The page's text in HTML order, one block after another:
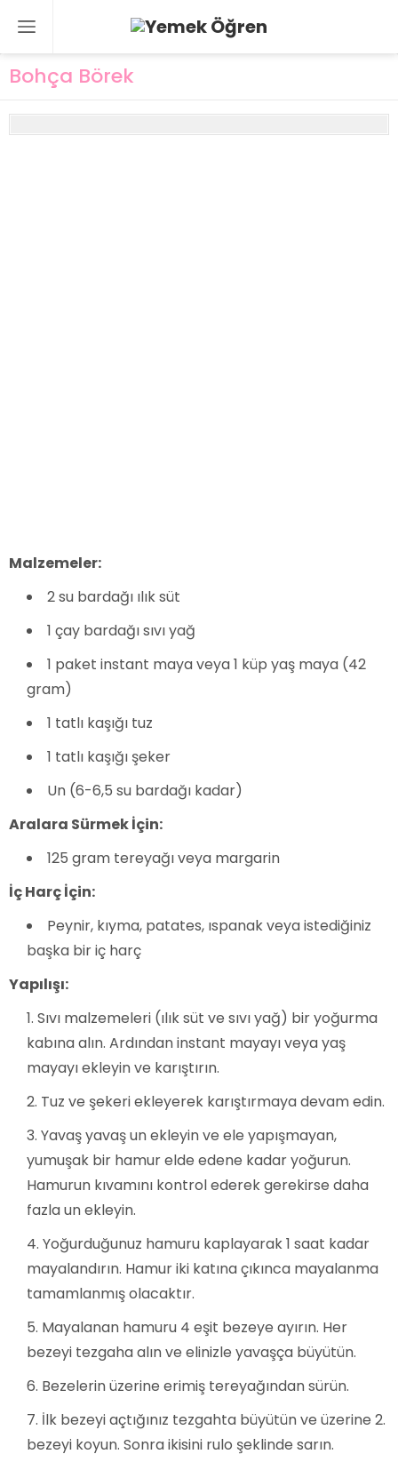
Bohça Börek
Malzemeler:
2 su bardağı ılık süt
1 çay bardağı sıvı yağ
1 paket instant maya veya 1 küp yaş maya (42
gram)
1 tatlı kaşığı tuz
1 tatlı kaşığı şeker
Un (6-6,5 su bardağı kadar)
Aralara Sürmek İçin:
125 gram tereyağı veya margarin
İç Harç İçin:
Peynir, kıyma, patates, ıspanak veya istediğiniz
başka bir iç harç
Yapılışı:
Sıvı malzemeleri (ılık süt ve sıvı yağ) bir yoğurma
kabına alın. Ardından instant mayayı veya yaş
mayayı ekleyin ve karıştırın.
Tuz ve şekeri ekleyerek karıştırmaya devam edin.
Yavaş yavaş un ekleyin ve ele yapışmayan,
yumuşak bir hamur elde edene kadar yoğurun.
Hamurun kıvamını kontrol ederek gerekirse daha
fazla un ekleyin.
Yoğurduğunuz hamuru kaplayarak 1 saat kadar
mayalandırın. Hamur iki katına çıkınca mayalanma
tamamlanmış olacaktır.
Mayalanan hamuru 4 eşit bezeye ayırın. Her
bezeyi tezgaha alın ve elinizle yavaşça büyütün.
Bezelerin üzerine erimiş tereyağından sürün.
İlk bezeyi açtığınız tezgahta büyütün ve üzerine 2.
bezeyi koyun. Sonra ikisini rulo şeklinde sarın.